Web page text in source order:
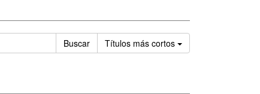
Buscar Títulos más cortos Ordenar